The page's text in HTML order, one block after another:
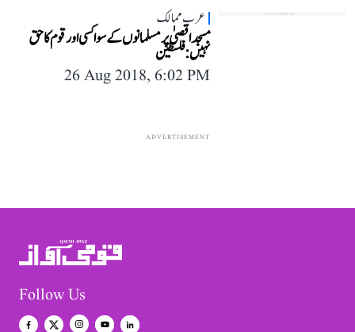
عرب ممالک
مسجد اقصیٰ پر مسلمانوں کے سوا کسی اور قوم کا حق
نہیں: فلسطین
26 Aug 2018, 6:02 PM
ADVERTISEMENT
Follow Us